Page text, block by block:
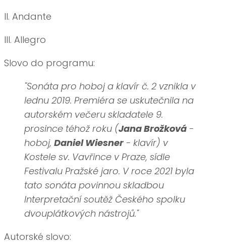
II. Andante
III. Allegro
Slovo do programu:
"Sonáta pro hoboj a klavír č. 2 vznikla v
lednu 2019. Premiéra se uskutečnila na
autorském večeru skladatele 9.
prosince téhož roku (Jana Brožková -
hoboj, Daniel Wiesner - klavír) v
Kostele sv. Vavřince v Praze, sídle
Festivalu Pražské jaro. V roce 2021 byla
tato sonáta povinnou skladbou
Interpretační soutěž Českého spolku
dvouplátkových nástrojů."
Autorské slovo: